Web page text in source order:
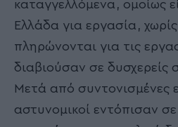
καταγγελλόμενα, ομοίως
Ελλάδα για εργασία,
πληρώνονται για τις
διαβιούσαν σε δυσχερείς
Μετά από συντονισμένες
αστυνομικοί εντόπισαν